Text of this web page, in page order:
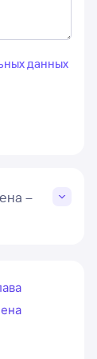
данных
–